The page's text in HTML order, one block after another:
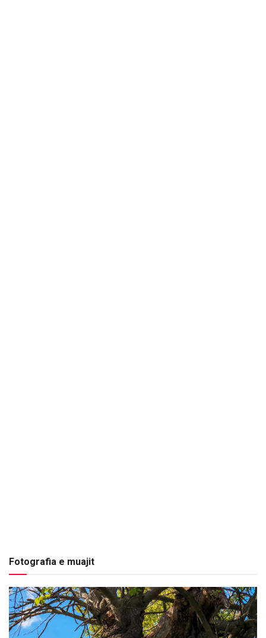
Fotografia e muajit